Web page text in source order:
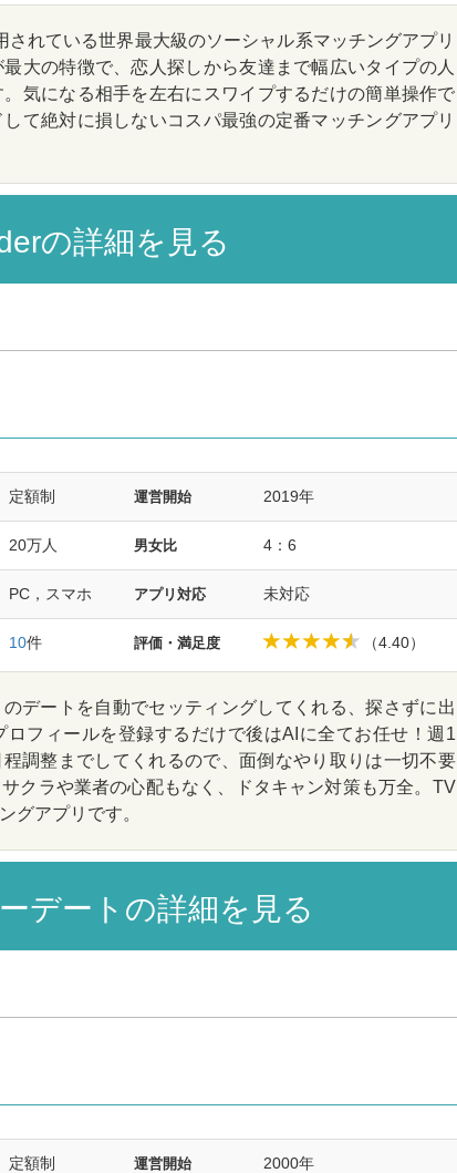
れている世界最大級のソーシャル系マッチングアプリ
大の特徴で、恋人探しから友達まで幅広いタイプの人
気になる相手を左右にスワイプするだけの簡単操作で
て絶対に損しないコスパ最強の定番マッチングアプリ
の詳細を見る
定額制 運営開始 2019年
20万人 男女比 4：6
PC，スマホ アプリ対応 未対応
10件 評価・満足度 （4.40）
デートを自動でセッティングしてくれる、探さずに出
フィールを登録するだけで後はAIに全てお任せ！週1
調整までしてくれるので、面倒なやり取りは一切不要
クラや業者の心配もなく、ドタキャン対策も万全。TV
グアプリです。
デートの詳細を見る
定額制 運営開始 2000年